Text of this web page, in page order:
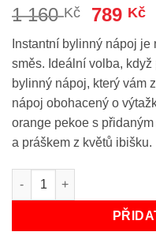
1 160Kč
Původní
cena
byla:
1
160 Kč.
789 Kč
Instantní bylinný nápoj
směs. Ideální volba,
bylinný nápoj, který vám
nápoj obohacený o
orange pekoe s
a práškem z květů ibišku.
Herbalife čaj - Instantní